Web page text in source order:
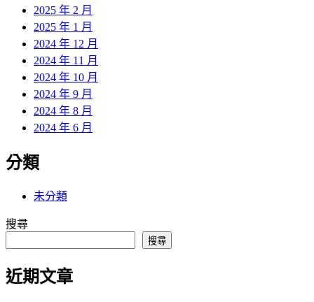
2025 年 2 月
2025 年 1 月
2024 年 12 月
2024 年 11 月
2024 年 10 月
2024 年 9 月
2024 年 8 月
2024 年 6 月
分類
未分類
搜尋
搜尋
近期文章